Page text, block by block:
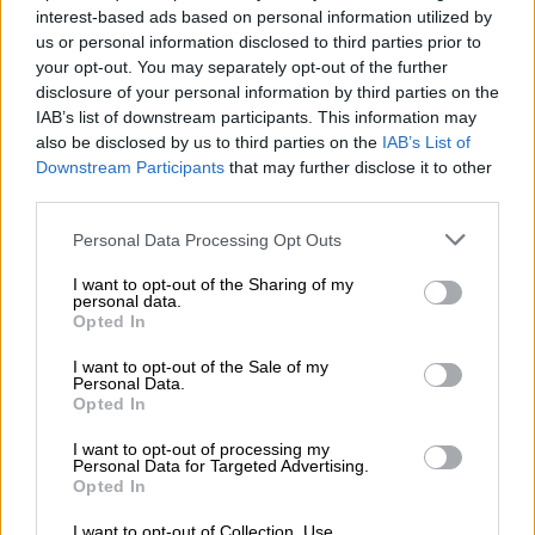
interest-based ads based on personal information utilized by
us or personal information disclosed to third parties prior to
your opt-out. You may separately opt-out of the further
disclosure of your personal information by third parties on the
IAB’s list of downstream participants. This information may
also be disclosed by us to third parties on the IAB’s List of
Downstream Participants that may further disclose it to other
Personal Data Processing Opt Outs
I want to opt-out of the Sharing of my
personal data.
Opted In
I want to opt-out of the Sale of my
Personal Data.
Opted In
I want to opt-out of processing my
Personal Data for Targeted Advertising.
Opted In
Auguri
Barzellette
Educazione
COACHING CREATIVO©: IL GIOCO
DELL’ISOLA
Per questo esercizio dovrete dividervi in
coppie; si può giocare con un minimo di due
coppie. Se vuoi proporlo ad un gruppo più
grande (ad esempio una classe) puoi formare